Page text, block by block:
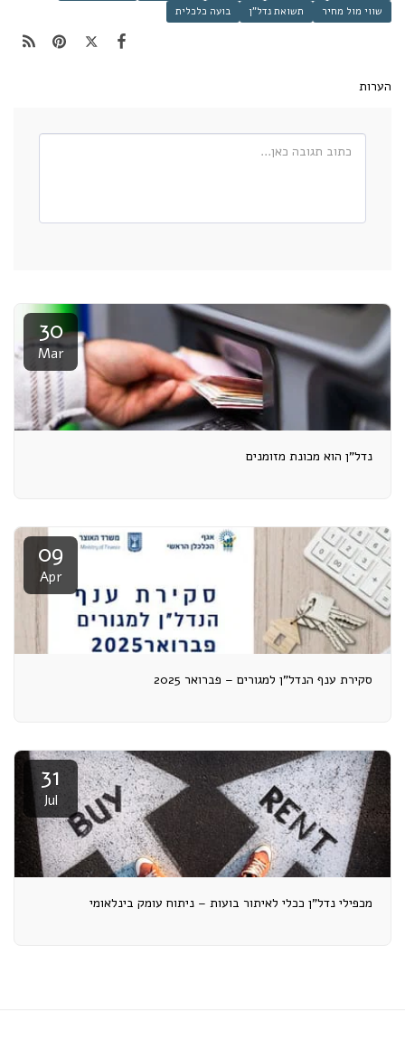
שווי מול מחיר
תשואת נדל"ן בועה כלכלית
הערות
30
Mar
נדל"ן הוא מכונת מזומנים
09
Apr
סקירת ענף הנדל"ן למגורים – פברואר 2025
31
Jul
מכפילי נדל"ן ככלי לאיתור בועות – ניתוח עומק בינלאומי